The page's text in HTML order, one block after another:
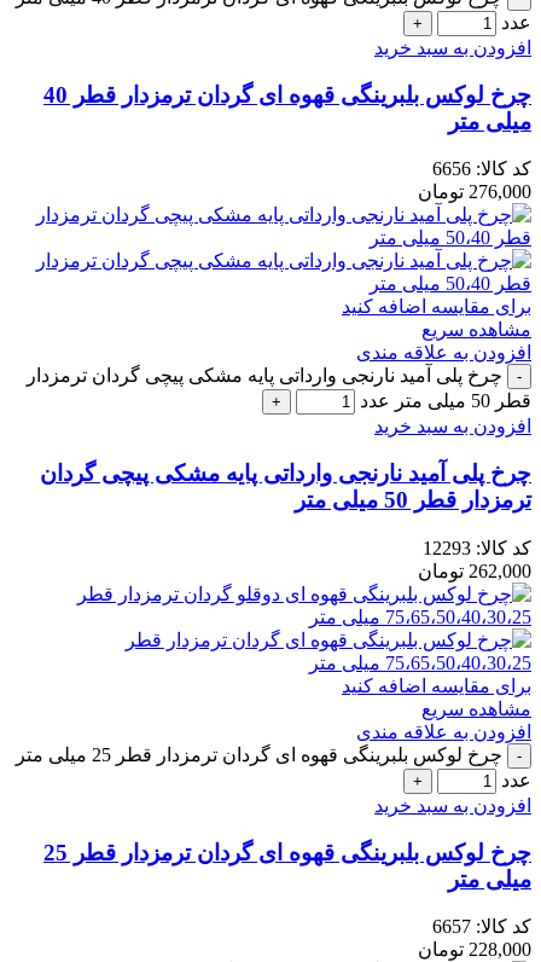
عدد
افزودن به سبد خرید
چرخ لوکس بلبرینگی قهوه ای گردان ترمزدار قطر 40
میلی متر
کد کالا: 6656
276,000 تومان
برای مقایسه اضافه کنید
مشاهده سریع
افزودن به علاقه مندی
چرخ پلی آمید نارنجی وارداتی پایه مشکی پیچی گردان ترمزدار
قطر 50 میلی متر عدد
افزودن به سبد خرید
چرخ پلی آمید نارنجی وارداتی پایه مشکی پیچی گردان
ترمزدار قطر 50 میلی متر
کد کالا: 12293
262,000 تومان
برای مقایسه اضافه کنید
مشاهده سریع
افزودن به علاقه مندی
چرخ لوکس بلبرینگی قهوه ای گردان ترمزدار قطر 25 میلی متر
عدد
افزودن به سبد خرید
چرخ لوکس بلبرینگی قهوه ای گردان ترمزدار قطر 25
میلی متر
کد کالا: 6657
228,000 تومان